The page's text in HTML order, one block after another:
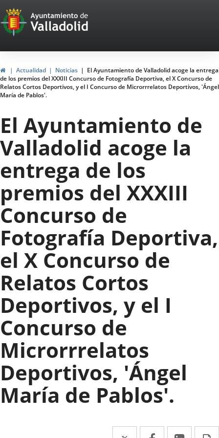
Portal
Web
del
Ayuntamiento
de
InicioActualidad Noticias
El Ayuntamiento de Valladolid acoge la entrega
de los premios del XXXIII Concurso de Fotografía Deportiva, el X Concurso de
Relatos Cortos Deportivos, y el I Concurso de Microrrrelatos Deportivos, 'Ángel
María de Pablos'.
El Ayuntamiento de
Valladolid acoge la
entrega de los
premios del XXXIII
Concurso de
Fotografía Deportiva,
el X Concurso de
Relatos Cortos
Deportivos, y el I
Concurso de
Microrrrelatos
Deportivos, 'Ángel
María de Pablos'.
Twitter
Enlace Facebook
EnlaceEnlace